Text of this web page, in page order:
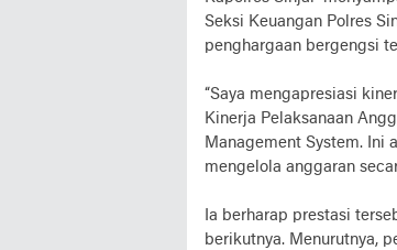
Seksi Keuangan Polres
penghargaan bergengsi
“Saya mengapresiasi
Kinerja Pelaksanaan
Management System. Ini
mengelola anggaran
Ia berharap prestasi
berikutnya. Menurutnya,